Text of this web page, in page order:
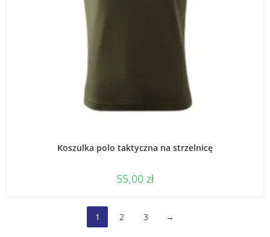
Koszulka polo taktyczna na strzelnicę
55,00 zł
1 2 3 →